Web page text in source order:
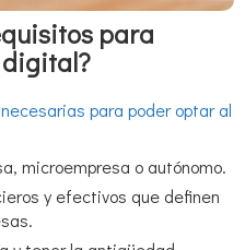
para
para poder optar al
microempresa o autónomo.
y efectivos que definen